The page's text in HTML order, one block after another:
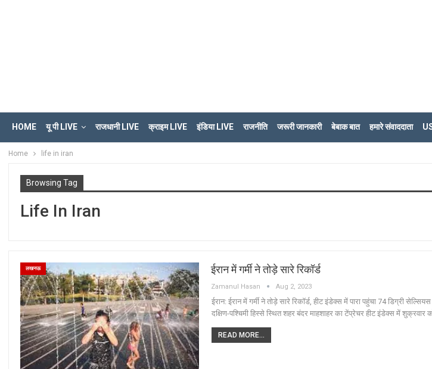
HOME यू पी LIVE राजधानी LIVE क्राइम LIVE इंडिया LIVE राजनीति जरूरी जानकारी बेबाक बात हमारे संवाददाता
Home life in iran
Browsing Tag
Life In Iran
लखनऊ ईरान में गर्मी ने तोड़े सारे रिकॉर्ड
Zamanul Hasan Aug 2, 2023
ईरान: ईरान में गर्मी ने तोड़े सारे रिकॉर्ड, हीट इंडेक्स में पारा पहुंचा 74 डिग्री
दक्षिण-पश्चिमी हिस्से स्थित शहर बंदर माहशाहर का टेंप्रेचर हीट इंडेक्स में शुक्रवार
READ MORE...